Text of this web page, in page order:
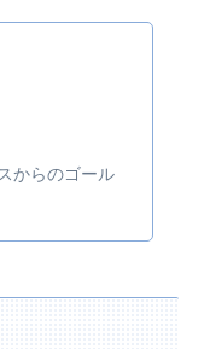
からのゴール